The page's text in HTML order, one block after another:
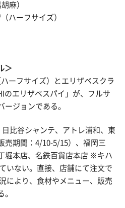
麻）
ハーフサイズ）
＞
ーフサイズ）とエリザベスクラ
のエリザベスパイ」が、フルサ
ージョンである。
比谷シャンテ、アトレ浦和、東
売期間：4/10-5/15）、福岡三
堀本店、名鉄百貨店本店 ※キハ
いない。直接、店舗にて注文で
により、食材やメニュー、販売
。